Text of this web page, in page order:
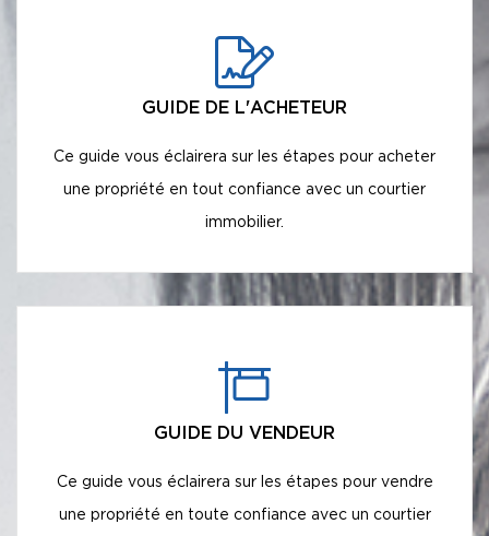
GUIDE DE L'ACHETEUR
Ce guide vous éclairera sur les étapes pour acheter
une propriété en tout confiance avec un courtier
immobilier.
GUIDE DU VENDEUR
Ce guide vous éclairera sur les étapes pour vendre
une propriété en toute confiance avec un courtier